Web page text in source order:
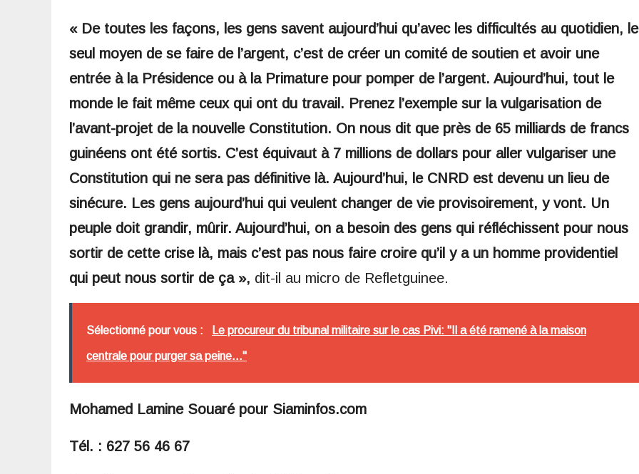
« De toutes les façons, les gens savent aujourd’hui qu’avec les difficultés au quotidien, le
seul moyen de se faire de l’argent, c’est de créer un comité de soutien et avoir une
entrée à la Présidence ou à la Primature pour pomper de l’argent. Aujourd’hui, tout le
monde le fait même ceux qui ont du travail. Prenez l’exemple sur la vulgarisation de
l’avant-projet de la nouvelle Constitution. On nous dit que près de 65 milliards de francs
guinéens ont été sortis. C’est équivaut à 7 millions de dollars pour aller vulgariser une
Constitution qui ne sera pas définitive là. Aujourd’hui, le CNRD est devenu un lieu de
sinécure. Les gens aujourd’hui qui veulent changer de vie provisoirement, y vont. Un
peuple doit grandir, mûrir. Aujourd’hui, on a besoin des gens qui réfléchissent pour nous
sortir de cette crise là, mais c’est pas nous faire croire qu’il y a un homme providentiel
qui peut nous sortir de ça », dit-il au micro de Refletguinee.
Sélectionné pour vous : Le procureur du tribunal militaire sur le cas Pivi: "Il a été ramené à la maison
centrale pour purger sa peine..."
Mohamed Lamine Souaré pour Siaminfos.com
Tél. : 627 56 46 67